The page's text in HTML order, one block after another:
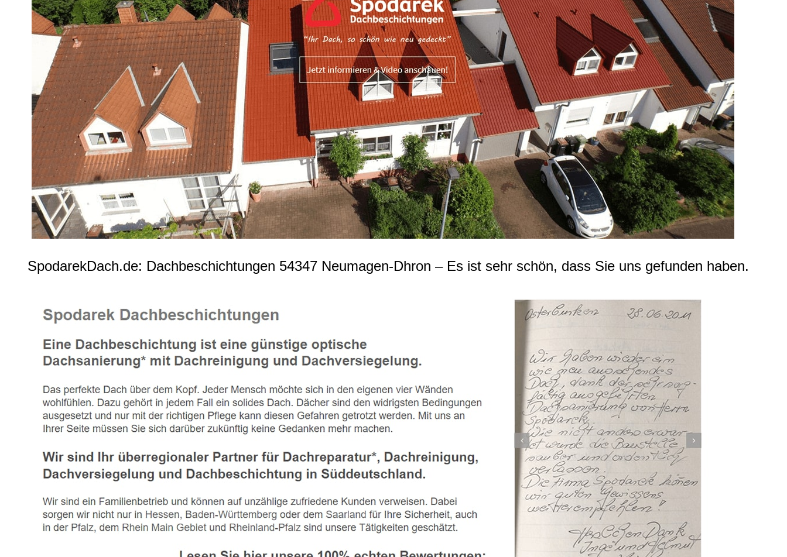
SpodarekDach.de: Dachbeschichtungen 54347 Neumagen-Dhron – Es ist sehr schön, dass Sie uns gefunden haben.